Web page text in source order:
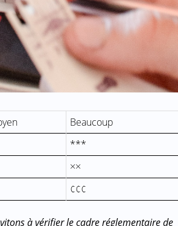
Beaucoup
***
××
¢¢¢
à vérifier le cadre réglementaire de